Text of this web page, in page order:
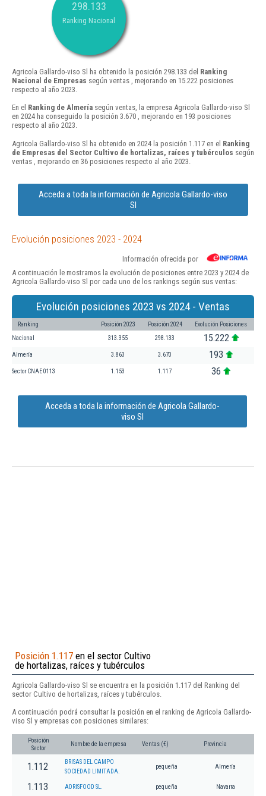
298.133
Ranking Nacional
Agricola Gallardo-viso Sl ha obtenido la posición 298.133 del Ranking
Nacional de Empresas según ventas , mejorando en 15.222 posiciones
respecto al año 2023.
En el Ranking de Almería según ventas, la empresa Agricola Gallardo-viso Sl
en 2024 ha conseguido la posición 3.670 , mejorando en 193 posiciones
respecto al año 2023.
Agricola Gallardo-viso Sl ha obtenido en 2024 la posición 1.117 en el Ranking
de Empresas del Sector Cultivo de hortalizas, raíces y tubérculos según
ventas , mejorando en 36 posiciones respecto al año 2023.
Acceda a toda la información de Agricola Gallardo-viso
Sl
Evolución posiciones 2023 - 2024
Información ofrecida por
A continuación le mostramos la evolución de posiciones entre 2023 y 2024 de
Agricola Gallardo-viso Sl por cada uno de los rankings según sus ventas:
Evolución posiciones 2023 vs 2024 - Ventas
Ranking Posición 2023 Posición 2024 Evolución Posiciones
Nacional 313.355 298.133 15.222
Almería 3.863 3.670 193
Sector CNAE 0113 1.153 1.117 36
Acceda a toda la información de Agricola Gallardo-
viso Sl
Posición 1.117 en el sector Cultivo
de hortalizas, raíces y tubérculos
Agricola Gallardo-viso Sl se encuentra en la posición 1.117 del Ranking del
sector Cultivo de hortalizas, raíces y tubérculos.
A continuación podrá consultar la posición en el ranking de Agricola Gallardo-
viso Sl y empresas con posiciones similares:
Posición
Sector
Nombre de la empresa Ventas (€) Provincia
1.112
BRISAS DEL CAMPO
SOCIEDAD LIMITADA.
pequeña Almería
1.113 ADRISFOOD SL. pequeña Navarra